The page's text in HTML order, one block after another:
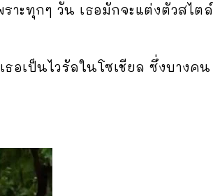
ะทุกๆ วัน เธอมักจะแต่งตัวสไตล์
อเป็นไวรัลในโซเชียล ซึ่งบางคน